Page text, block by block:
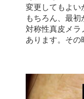
変更してもよい
もちろん、最
対称性真皮メ
あります。その